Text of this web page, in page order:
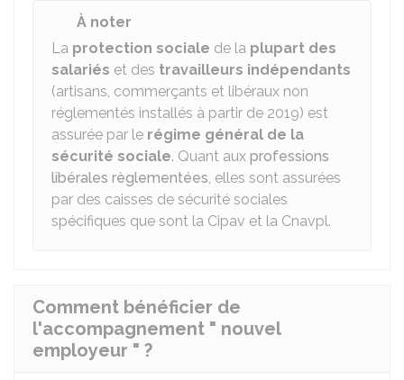
À noter
La protection sociale de la plupart des
salariés et des travailleurs indépendants
(artisans, commerçants et libéraux non
réglementés installés à partir de 2019) est
assurée par le régime général de la
sécurité sociale. Quant aux professions
libérales règlementées, elles sont assurées
par des caisses de sécurité sociales
spécifiques que sont la Cipav et la Cnavpl.
Comment bénéficier de
l'accompagnement " nouvel
employeur " ?